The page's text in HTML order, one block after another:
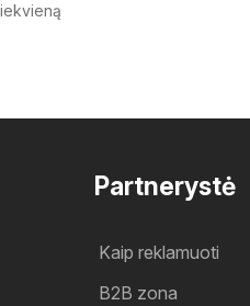
Partnerystė
Kaip reklamuoti
B2B zona